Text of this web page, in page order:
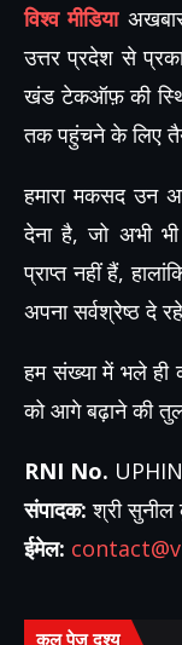
विश्व मीडिया
उत्तर प्रदेश से
खंड टेकऑफ़ की
तक पहुंचने के लिए
हमारा मकसद उन
देना है, जो अभी
प्राप्त नहीं हैं,
अपना सर्वश्रेष्ठ दे
हम संख्या में भले ही
को आगे बढ़ाने की
RNI No.
संपादक: श्री सुनील
ईमेल:
कुल पेज दृश्य